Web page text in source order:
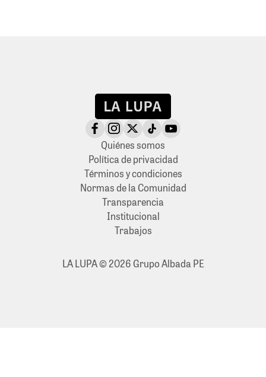
Quiénes somos
Política de privacidad
Términos y condiciones
Normas de la Comunidad
Transparencia
Institucional
Trabajos
LA LUPA © 2026 Grupo Albada PE